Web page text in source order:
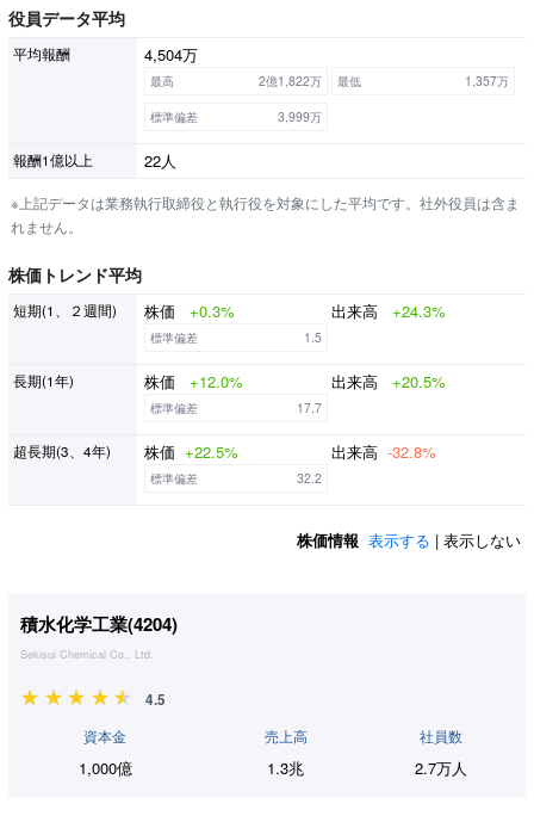
役員データ平均
平均報酬 4,504万
最高 2億1,822万 最低
1,357万
標準偏差
3,999万
報酬1億以上 22人
※上記データは業務執行取締役と執行役を対象にした平均です。社外役員は含ま
れません。
株価トレンド平均
短期(1、２週間) 株価 +0.3% 出来高 +24.3%
標準偏差 1.5
長期(1年) 株価 +12.0% 出来高 +20.5%
標準偏差 17.7
超長期(3、4年) 株価 +22.5% 出来高 -32.8%
標準偏差 32.2
株価情報 表示する | 表示しない
積水化学工業(4204)
Sekisui Chemical Co., Ltd.
4.5
資本金
1,000億
売上高
1.3兆
社員数
2.7万人